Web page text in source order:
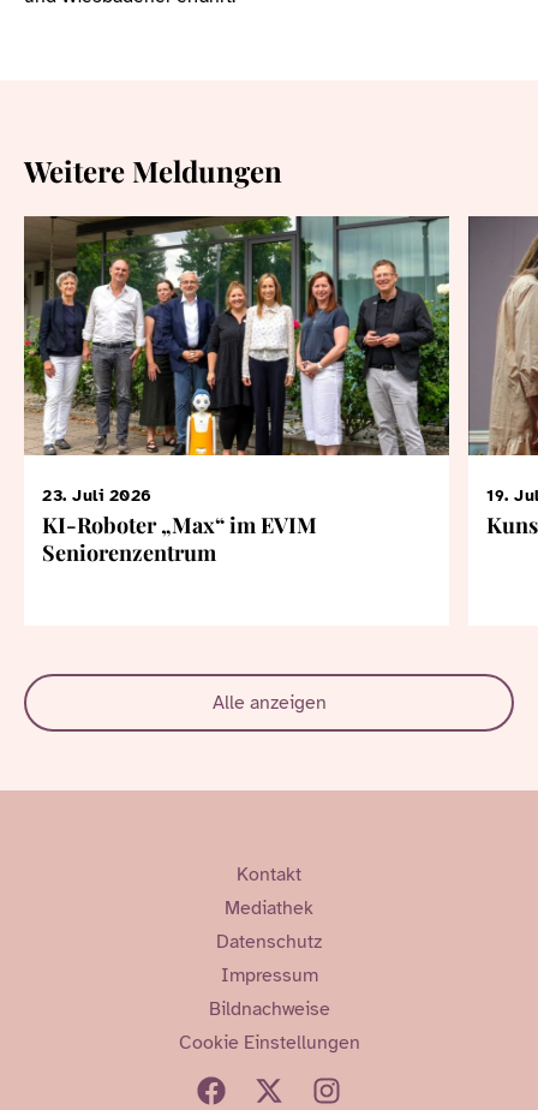
Weitere Meldungen
23. Juli 2026
KI-Roboter „Max“ im EVIM
Seniorenzentrum
19.
Alle anzeigen
Kontakt
Mediathek
Datenschutz
Impressum
Bildnachweise
Cookie Einstellungen